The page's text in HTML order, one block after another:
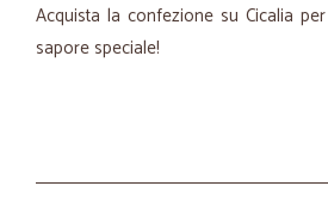
Acquista la confezione su Cicalia
sapore speciale!